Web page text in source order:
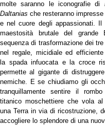
molte saranno le iconografie di
Daltanias che resteranno
e nel cuore degli appassionati. Il
maestosità brutale del grande
sequenza di trasformazione dei
nel regale, micidiale ed efficiente
la spada infuocata e la croce
permette al gigante di
nemiche. E se chiudiamo gli
tranquillamente sentire il
titanico moschettiere che vola
una Terra in via di ricostruzione,
accogliere lo splendore di una